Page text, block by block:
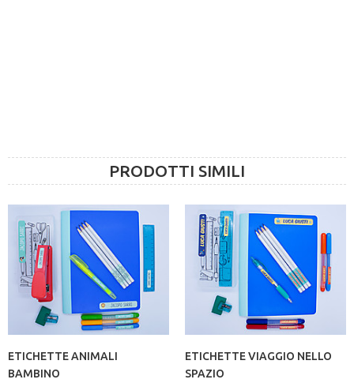
PRODOTTI SIMILI
ETICHETTE ANIMALI
BAMBINO
ETICHETTE VIAGGIO NELLO
SPAZIO